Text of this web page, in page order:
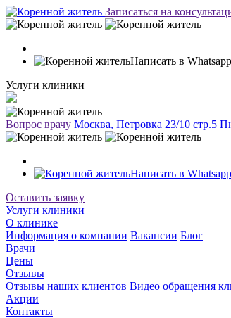
Записаться на
Написать в Whatsapp
Услуги клиники
Вопрос врачу Москва, Петровка 23/10 стр.5
Написать в Whatsapp
Оставить заявку
Услуги клиники
О клинике
Информация о компании Вакансии Блог
Врачи
Цены
Отзывы
Отзывы наших клиентов Видео обращения
Акции
Контакты